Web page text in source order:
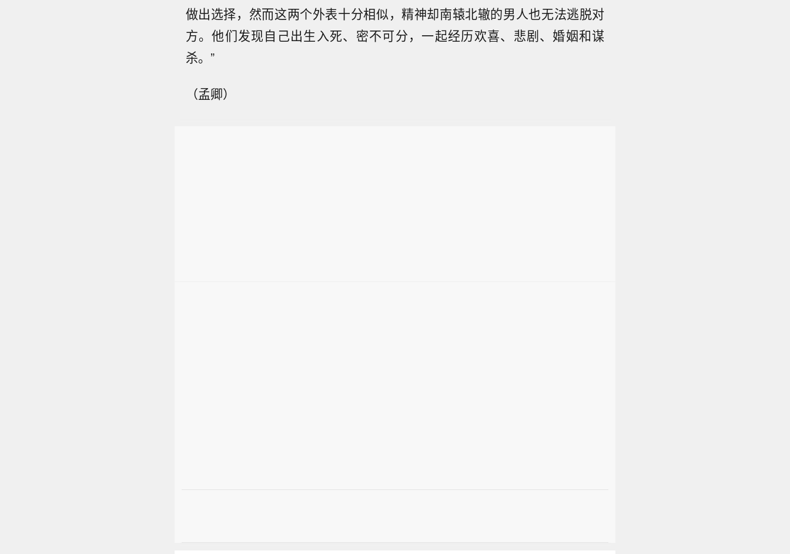
做出选择，然而这两个外表十分相似，精神却南辕北辙的男人也无法逃脱对
方。他们发现自己出生入死、密不可分，一起经历欢喜、悲剧、婚姻和谋
杀。”
（孟卿）